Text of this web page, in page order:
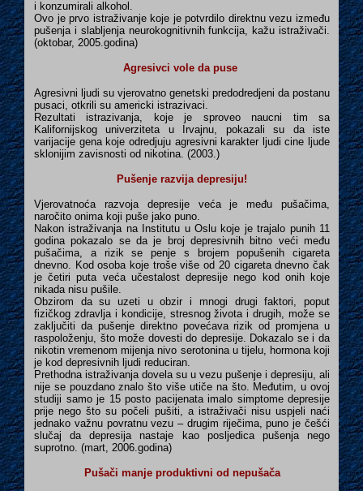
i konzumirali alkohol.
Ovo je prvo istraživanje koje je potvrdilo direktnu vezu između
pušenja i slabljenja neurokognitivnih funkcija, kažu istraživači.
(oktobar, 2005.godina)
Agresivci vole da puse
Agresivni ljudi su vjerovatno genetski predodredjeni da postanu
pusaci, otkrili su americki istrazivaci.
Rezultati istrazivanja, koje je sproveo naucni tim sa
Kalifornijskog univerziteta u Irvajnu, pokazali su da iste
varijacije gena koje odredjuju agresivni karakter ljudi cine ljude
sklonijim zavisnosti od nikotina. (2003.)
Pušenje razvija depresiju!
Vjerovatnoća razvoja depresije veća je među pušačima,
naročito onima koji puše jako puno.
Nakon istraživanja na Institutu u Oslu koje je trajalo punih 11
godina pokazalo se da je broj depresivnih bitno veći među
pušačima, a rizik se penje s brojem popušenih cigareta
dnevno. Kod osoba koje troše više od 20 cigareta dnevno čak
je četiri puta veća učestalost depresije nego kod onih koje
nikada nisu pušile.
Obzirom da su uzeti u obzir i mnogi drugi faktori, poput
fizičkog zdravlja i kondicije, stresnog života i drugih, može se
zaključiti da pušenje direktno povećava rizik od promjena u
raspoloženju, što može dovesti do depresije. Dokazalo se i da
nikotin vremenom mijenja nivo serotonina u tijelu, hormona koji
je kod depresivnih ljudi reduciran.
Prethodna istraživanja dovela su u vezu pušenje i depresiju, ali
nije se pouzdano znalo što više utiče na što. Međutim, u ovoj
studiji samo je 15 posto pacijenata imalo simptome depresije
prije nego što su počeli pušiti, a istraživači nisu uspjeli naći
jednako važnu povratnu vezu – drugim riječima, puno je češći
slučaj da depresija nastaje kao posljedica pušenja nego
suprotno. (mart, 2006.godina)
Pušači manje produktivni od nepušača